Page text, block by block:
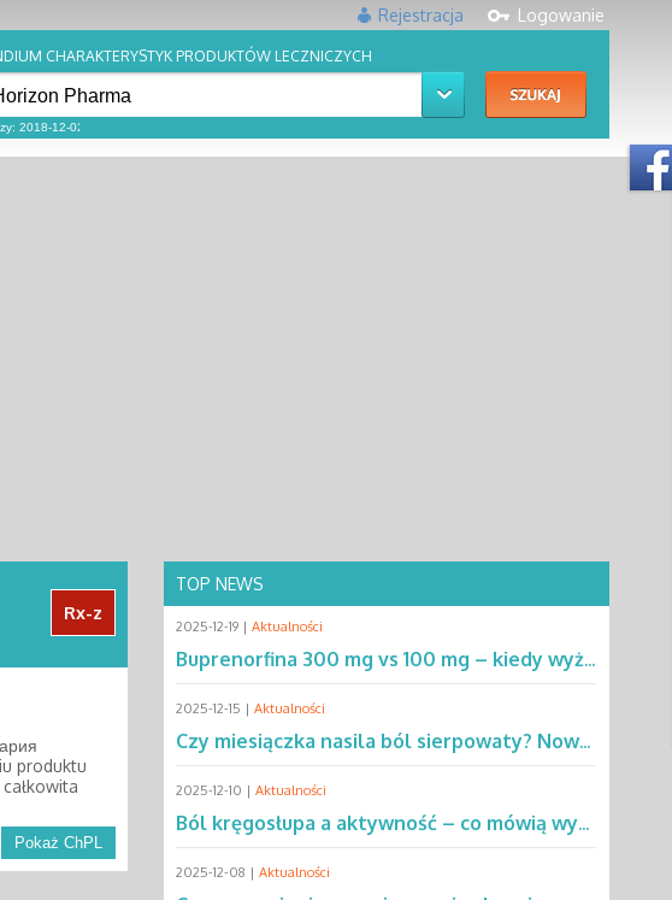
Logowanie
Rejestracja
CHARAKTERYSTYK PRODUKTÓW LECZNICZYCH
Rx-z
produktu
Pokaż ChPL
TOP NEWS
2025-12-19 | Aktualności
Buprenorfina 300 mg vs 100 mg – kiedy wyższa dawka ma przewagę? Sprawdź!
2025-12-15 | Aktualności
Czy miesiączka nasila ból sierpowaty? Nowe dane zmieniają podejście do SCD
2025-12-10 | Aktualności
Ból kręgosłupa a aktywność – co mówią wyniki rocznej obserwacji?
2025-12-08 | Aktualności